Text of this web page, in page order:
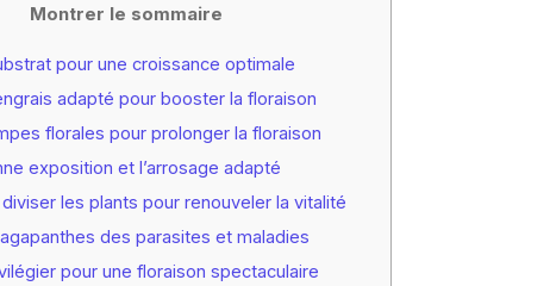
Montrer le sommaire
pour une croissance optimale
adapté pour booster la floraison
florales pour prolonger la floraison
exposition et l’arrosage adapté
les plants pour renouveler la vitalité
des parasites et maladies
pour une floraison spectaculaire